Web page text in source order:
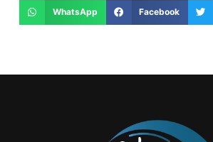
WhatsApp Facebook